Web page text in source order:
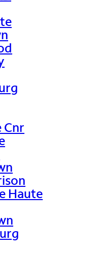
Cnr
Haute